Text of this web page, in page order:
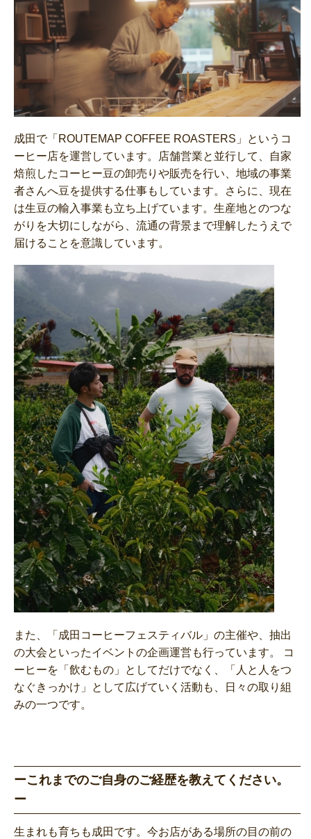
成田で「ROUTEMAP COFFEE ROASTERS」というコ
ーヒー店を運営しています。店舗営業と並行して、自家
焙煎したコーヒー豆の卸売りや販売を行い、地域の事業
者さんへ豆を提供する仕事もしています。さらに、現在
は生豆の輸入事業も立ち上げています。生産地とのつな
がりを大切にしながら、流通の背景まで理解したうえで
届けることを意識しています。
また、「成田コーヒーフェスティバル」の主催や、抽出
の大会といったイベントの企画運営も行っています。 コ
ーヒーを「飲むもの」としてだけでなく、「人と人をつ
なぐきっかけ」として広げていく活動も、日々の取り組
みの一つです。
ーこれまでのご自身のご経歴を教えてください。
ー
生まれも育ちも成田です。今お店がある場所の目の前の